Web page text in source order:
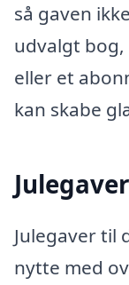
så gaven
udvalgt
eller et
kan skabe
Julegaver til
nytte med